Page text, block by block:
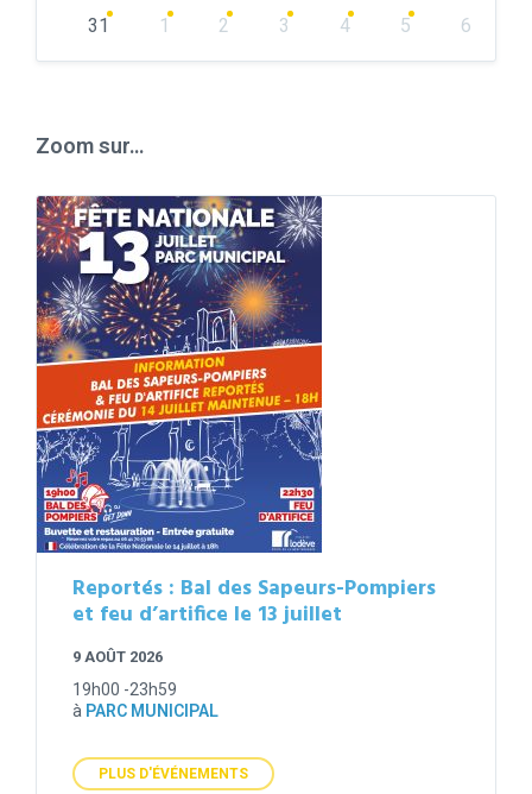
31
1 2 3 4 5
6
Zoom sur…
Reportés : Bal des Sapeurs-Pompiers
et feu d’artifice le 13 juillet
9 AOÛT 2026
19h00 -23h59
à PARC MUNICIPAL
PLUS D'ÉVÉNEMENTS